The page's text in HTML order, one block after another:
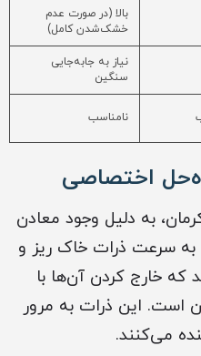
بالا (در صورت عدم
خشک‌شدن کامل)
نیاز به جابه‌جایی
سنگین
نامناسب
اختصاصی
به دلیل وجود معادن
به سرعت ذرات خاک ریز و
خارج کردن آن‌ها با
است. این ذرات به مرور
می‌کنند.